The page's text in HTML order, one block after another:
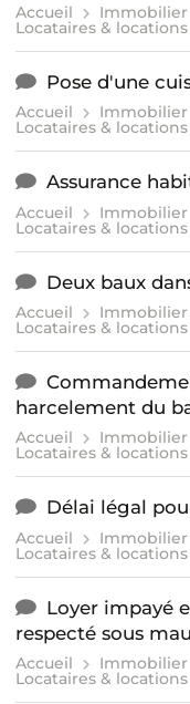
Accueil Immobilier
Locataires & locations
Pose d'une
Accueil Immobilier
Locataires & locations
Assurance
Accueil Immobilier
Locataires & locations
Deux baux
Accueil Immobilier
Locataires & locations
harcelement du
Accueil Immobilier
Locataires & locations
Délai légal
Accueil Immobilier
Locataires & locations
Loyer impayé
respecté sous
Accueil Immobilier
Locataires & locations